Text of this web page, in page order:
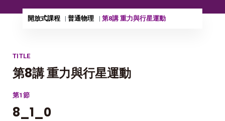
開放式課程 普通物理 第8講 重力與行星運動
TITLE
第8講 重力與行星運動
第1節
8_1_0